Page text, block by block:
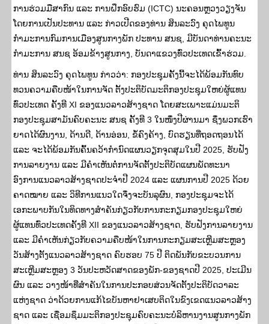
ການຮ່ວມມືສາກົນ ແລະ ການຝຶກອົບຮົມ (ICTC) ນະຄອນຫຼວງວຽງຈັນ
ໂດຍການເປັນປະທານ ແລະ ກ່າວເປີດຂອງທ່ານ ສິນລະວົງ ຄຸດໄພທູນ
ກຳມະການກົມການເມືອງສູນກາງພັກ ປະທານ ສນຊ, ມີບັນດາທ່ານຄະນະ
ກຳມະການ ສນຊ ອ້ອມຂ້າງສູນກາງ, ບັນດາແຂວງທົ່ວປະເທດເຂົ້າຮ່ວມ.
ທ່ານ ສິນລະວົງ ຄຸດໄພທູນ ກ່າວວ່າ: ກອງປະຊຸມຄັ້ງນີ້ຈະໄດ້ພ້ອມກັນທົບ
ທວນຄວາມຄືບໜ້າໃນການຈັດ ຕັ້ງປະຕິບັດມະຕິກອງປະຊຸມໃຫຍ່ຜູ້ແທນ
ທົ່ວປະເທດ ຄັ້ງທີ XI ຂອງແນວລາວສ້າງຊາດ ໂດຍສະເພາະແມ່ນມະຕິ
ກອງປະຊຸມສາມັນຄົບຄະນະ ສນຊ ຄັ້ງທີ 3 ໃນໜຶ່ງປີຜ່ານມາ ຊຶ່ງພວກເຮົາ
ຍາດໄດ້ຜົນງານ, ດ້ານດີ, ດ້ານອ່ອນ, ຂໍ້ຄົງຄ້າງ, ບົດຮຽນທີ່ຖອດຖອນໄດ້
ແລະ ຈະໄດ້ພ້ອມກັນຄົ້ນຄວ້າກໍານົດແຜນວຽກຈຸດສຸມໃນປີ 2025, ຮັບຟັງ
ການລາຍງານ ແລະ ມີຄໍາເຫັນຕໍ່ການຈັດຕັ້ງປະຕິບັດແຜນພັດທະນາ
ອົງການແນວລາວສ້າງຊາດປະຈຳປີ 2024 ແລະ ແຜນການປີ 2025 ດ້ວຍ
ຄາດໝາຍ ແລະ ວິທີການແນວໃດຈຶ່ງຈະບັນລຸຜົນ, ກອງປະຊຸມຈະໄດ້
ເອກະພາບກັນໃນທິດທາງສໍາຄັນກ່ຽວກັບການກະກຽມກອງປະຊຸມໃຫຍ່
ຜູ້ແທນທົ່ວປະເທດຄັ້ງທີ XII ຂອງແນວລາວສ້າງຊາດ, ຮັບຟັງການລາຍງານ
ແລະ ມີຄໍາເຫັນກ່ຽວກັບຄວາມຄືບໜ້າໃນການກະກຽມສະເຫຼີມສະຫຼອງ
ວັນສ້າງຕັ້ງແນວລາວສ້າງຊາດ ຄົບຮອບ 75 ປີ ຕິດພັນກັບຂະບວນການ
ສະເຫຼີມສະຫຼອງ 3 ວັນປະຫວັດສາດຂອງພັກ-ຂອງຊາດປີ 2025, ປະເມີນ
ຜົນ ແລະ ວາງໜ້າທີ່ສໍາຄັນໃນການປະກອບສ່ວນຈັດຕັ້ງປະຕິບັດວາລະ
ແຫ່ງຊາດ ວ່າດ້ວຍການແກ້ໄຂບັນຫາຢາເສບຕິດໃນຂົງເຂດແນວລາວສ້າງ
ຊາດ ແລະ ເຊື່ອມຊຶມມະຕິກອງປະຊຸມຄົບຄະນະບໍລິຫານງານສູນກາງພັກ